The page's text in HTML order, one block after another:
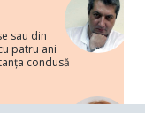
sau din
patru ani
condusă